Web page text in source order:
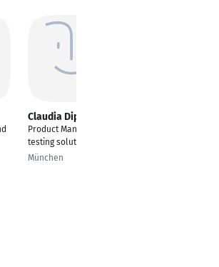
Claudia Dippold
Product Manager LED
testing solutions
München